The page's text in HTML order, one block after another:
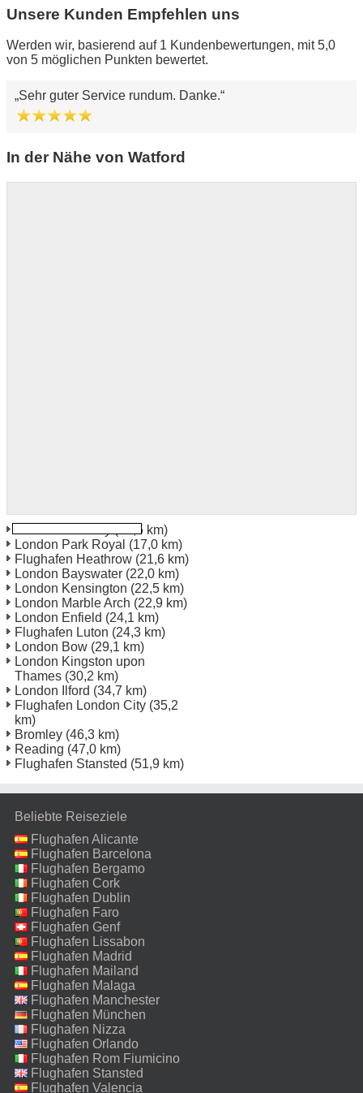
Unsere Kunden Empfehlen uns
Werden wir, basierend auf 1 Kundenbewertungen, mit 5,0
von 5 möglichen Punkten bewertet.
Sehr guter Service rundum. Danke.
In der Nähe von Watford
(15,5 km)
London Park Royal (17,0 km)
Flughafen Heathrow (21,6 km)
London Bayswater (22,0 km)
London Kensington (22,5 km)
London Marble Arch (22,9 km)
London Enfield (24,1 km)
Flughafen Luton (24,3 km)
London Bow (29,1 km)
London Kingston upon
Thames (30,2 km)
London Ilford (34,7 km)
Flughafen London City (35,2
km)
Bromley (46,3 km)
Reading (47,0 km)
Flughafen Stansted (51,9 km)
Beliebte Reiseziele
Flughafen Alicante
Flughafen Barcelona
Flughafen Bergamo
Flughafen Cork
Flughafen Dublin
Flughafen Faro
Flughafen Genf
Flughafen Lissabon
Flughafen Madrid
Flughafen Mailand
Malpensa
Flughafen Malaga
Flughafen Manchester
Flughafen München
Flughafen Nizza
Flughafen Orlando
Flughafen Rom Fiumicino
Flughafen Stansted
Flughafen Valencia